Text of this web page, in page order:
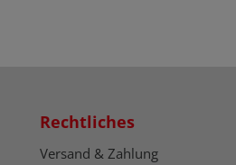
Rechtliches
Versand & Zahlung